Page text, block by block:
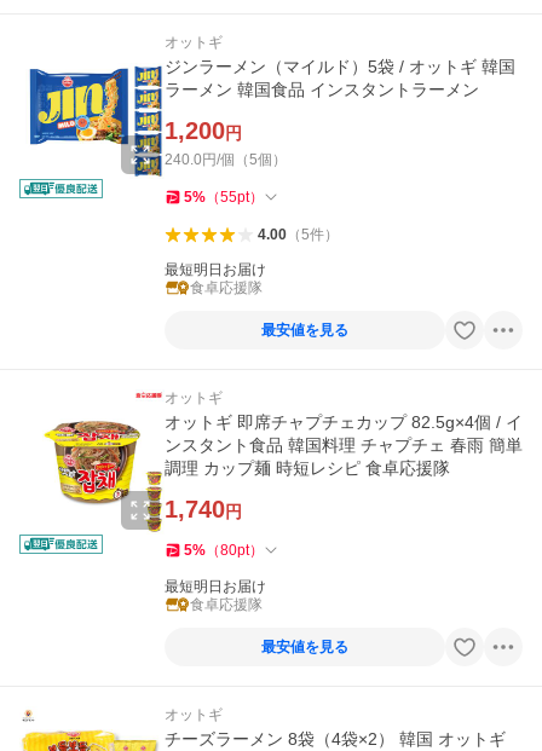
オットギ
ジンラーメン（マイルド）5袋 / オットギ 韓国
ラーメン 韓国食品 インスタントラーメン
1,200円
240.0円/個（5個）
5% （55pt）
4.00（5件）
最短明日お届け
食卓応援隊
最安値を見る
オットギ
オットギ 即席チャプチェカップ 82.5g×4個 / イ
ンスタント食品 韓国料理 チャプチェ 春雨 簡単
調理 カップ麺 時短レシピ 食卓応援隊
1,740円
5% （80pt）
最短明日お届け
食卓応援隊
最安値を見る
オットギ
チーズラーメン 8袋（4袋×2） 韓国 オットギ